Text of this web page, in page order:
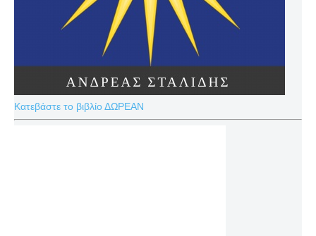
Κατεβάστε το βιβλίο ΔΩΡΕΑΝ